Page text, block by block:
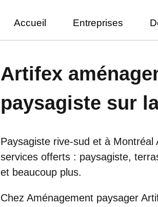
Accueil Entreprises
Artifex
paysagiste sur
Paysagiste rive-sud et à
services offerts : paysagiste,
et beaucoup plus.
Chez Aménagement paysager